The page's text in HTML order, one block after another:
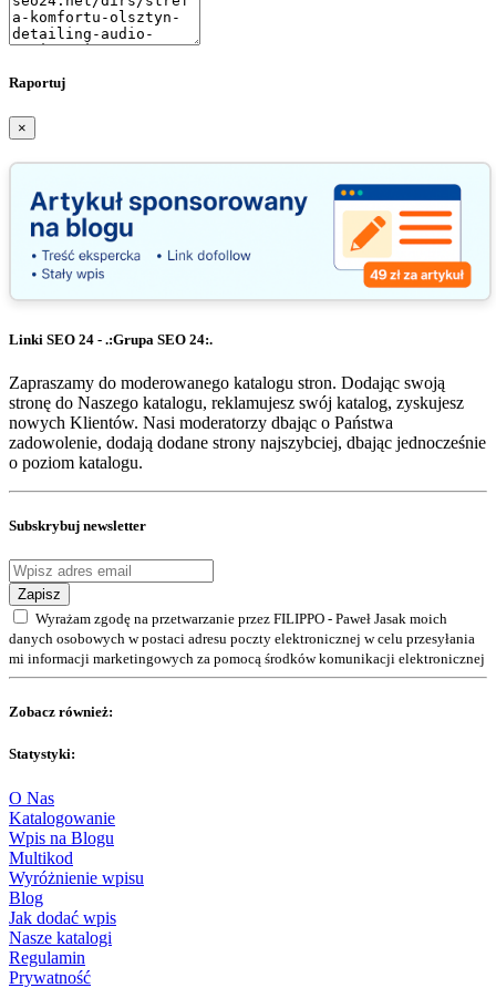
Raportuj
×
Linki SEO 24 - .:Grupa SEO 24:.
Zapraszamy do moderowanego katalogu stron. Dodając swoją
stronę do Naszego katalogu, reklamujesz swój katalog, zyskujesz
nowych Klientów. Nasi moderatorzy dbając o Państwa
zadowolenie, dodają dodane strony najszybciej, dbając jednocześnie
o poziom katalogu.
Subskrybuj newsletter
Zapisz
Wyrażam zgodę na przetwarzanie przez FILIPPO - Paweł Jasak moich
danych osobowych w postaci adresu poczty elektronicznej w celu przesyłania
mi informacji marketingowych za pomocą środków komunikacji elektronicznej
Zobacz również:
Statystyki:
O Nas
Katalogowanie
Wpis na Blogu
Multikod
Wyróżnienie wpisu
Blog
Jak dodać wpis
Nasze katalogi
Regulamin
Prywatność